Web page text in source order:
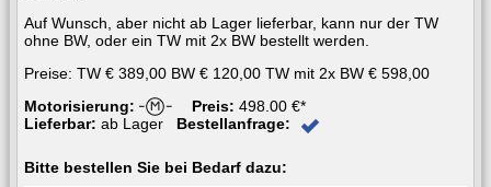
Auf Wunsch, aber nicht ab Lager lieferbar, kann nur der TW
ohne BW, oder ein TW mit 2x BW bestellt werden.
Preise: TW € 389,00 BW € 120,00 TW mit 2x BW € 598,00
Motorisierung:
Preis: 498.00 €*
Lieferbar: ab Lager Bestellanfrage:
Bitte bestellen Sie bei Bedarf dazu: